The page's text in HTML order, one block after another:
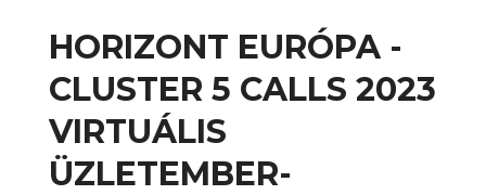
HORIZONT EURÓPA -
CLUSTER 5 CALLS 2023
VIRTUÁLIS
ÜZLETEMBER-